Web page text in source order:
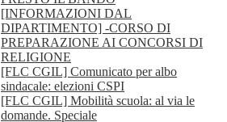
[INFORMAZIONI DAL
DIPARTIMENTO] -CORSO DI
PREPARAZIONE AI CONCORSI DI
RELIGIONE
[FLC CGIL] Comunicato per albo
sindacale: elezioni CSPI
[FLC CGIL] Mobilità scuola: al via le
domande. Speciale